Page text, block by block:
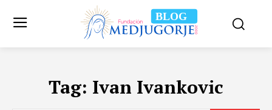
BLOG
Tag: Ivan Ivankovic